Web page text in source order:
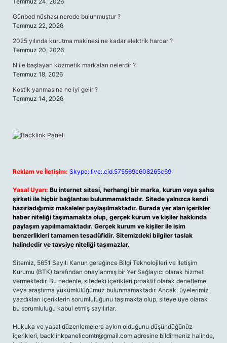
Günbed nüshası nerede bulunmuştur ?
Temmuz 22, 2026
2025 yılında kurutma makinesi ne kadar elektrik harcar ?
Temmuz 20, 2026
N ile başlayan kozmetik markaları nelerdir ?
Temmuz 18, 2026
Kostik yanmasına ne iyi gelir ?
Temmuz 14, 2026
Reklam ve İletişim: Skype: live:.cid.575569c608265c69
Yasal Uyarı: Bu internet sitesi, herhangi bir marka, kurum veya şahıs
şirketi ile hiçbir bağlantısı bulunmamaktadır. Sitede yalnızca kendi
hazırladığımız makaleler paylaşılmaktadır. Burada yer alan içerikler
haber niteliği taşımamakta olup, gerçek kurum ve kişiler hakkında
paylaşım yapılmamaktadır. Gerçek kurum ve kişiler ile isim
benzerlikleri tamamen tesadüfidir. Sitemizdeki bilgiler taslak
halindedir ve tavsiye niteliği taşımazlar.
Sitemiz, 5651 Sayılı Kanun gereğince Bilgi Teknolojileri ve İletişim
Kurumu (BTK) tarafından onaylanmış bir Yer Sağlayıcı olarak hizmet
vermektedir. Bu nedenle, sitedeki içerikleri proaktif olarak denetleme
veya araştırma yükümlülüğümüz bulunmamaktadır. Ancak, üyelerimiz
yazdıkları içeriklerin sorumluluğunu taşımakta olup, siteye üye olarak
bu sorumluluğu kabul etmiş sayılırlar.
Hukuka ve yasal düzenlemelere aykırı olduğunu düşündüğünüz
içerikleri, backlinkpanelicomtr@gmail.com adresine bildirmeniz halinde,